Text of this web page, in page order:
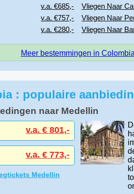
v.a. €685,- Vliegen Naar
v.a. €757,- Vliegen Naar
v.a. €280,- Vliegen Naar
Meer bestemmingen in Colombia
: populaire
naar Medellin
v.a. € 801,-
v.a. € 773,-
Medellin